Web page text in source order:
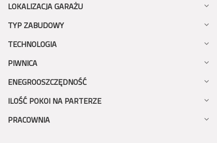
LOKALIZACJA GARAŻU
TYP ZABUDOWY
TECHNOLOGIA
PIWNICA
ENEGROOSZCZĘDNOŚĆ
ILOŚĆ POKOI NA PARTERZE
PRACOWNIA